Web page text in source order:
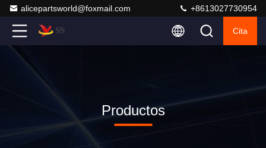
alicepartsworld@foxmail.com +8613027730954
Cita
Productos